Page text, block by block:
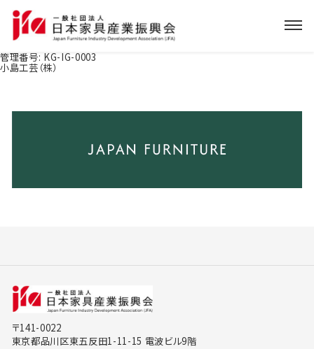
管理番号: KG-IG-0003
小島工芸（株）
〒141-0022
東京都品川区東五反田1-11-15 電波ビル9階